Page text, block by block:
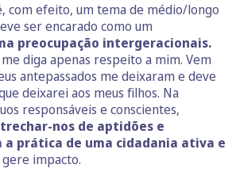
com efeito, um tema de médio/longo
ser encarado como um
preocupação intergeracionais.
diga apenas respeito a mim. Vem
antepassados me deixaram e deve
deixarei aos meus filhos. Na
responsáveis e conscientes,
nos de aptidões e
prática de uma cidadania ativa e
gere impacto.